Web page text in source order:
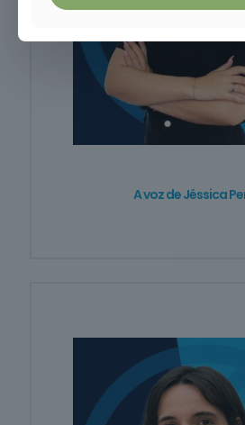
A voz de Jéssica